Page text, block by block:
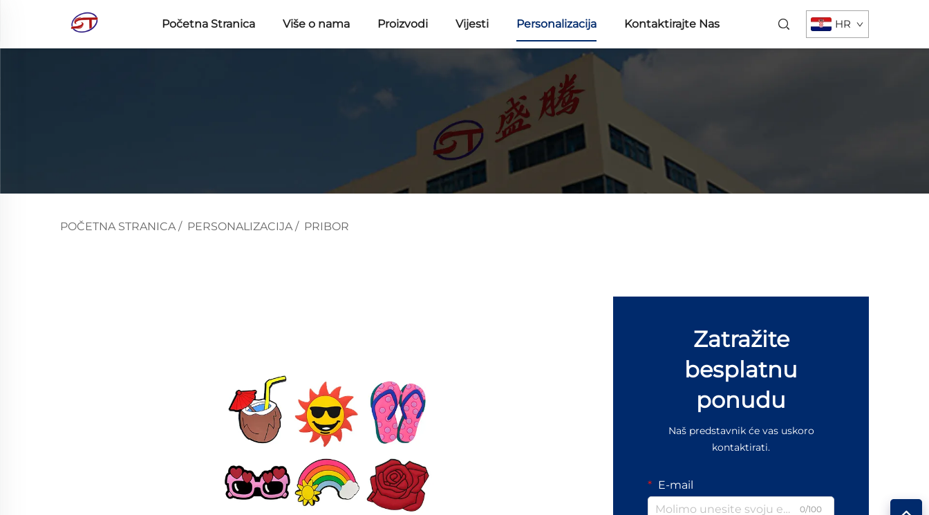
Početna Stranica Više o nama Proizvodi Vijesti Personalizacija Kontaktirajte Nas HR
POČETNA STRANICA/ PERSONALIZACIJA/ PRIBOR
Zatražite
besplatnu
ponudu
Naš predstavnik će vas uskoro
kontaktirati.
E-mail
0/100